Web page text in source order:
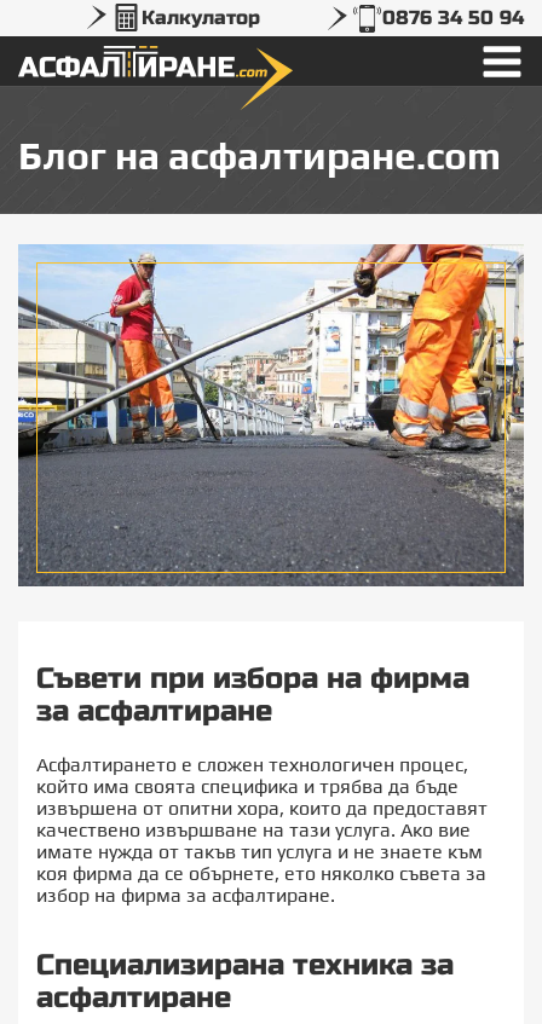
Калкулатор 0876 34 50 94
Блог на асфалтиране.com
Съвети при избора на фирма
за асфалтиране
Асфалтирането е сложен технологичен процес,
който има своята специфика и трябва да бъде
извършена от опитни хора, които да предоставят
качествено извършване на тази услуга. Ако вие
имате нужда от такъв тип услуга и не знаете към
коя фирма да се обърнете, ето няколко съвета за
избор на фирма за асфалтиране.
Специализирана техника за
асфалтиране